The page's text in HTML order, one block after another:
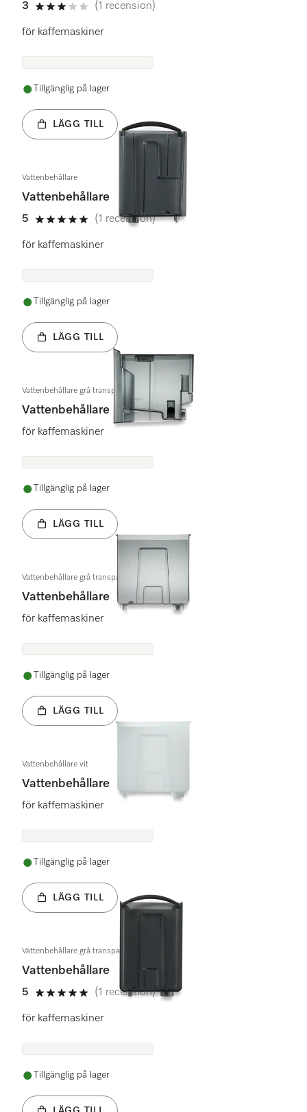
3
3 stars out of 5
(1 recension)
för kaffemaskiner
Tillgänglig på lager
LÄGG TILL
Vattenbehållare
Vattenbehållare
5
5 stars out of 5
(1 recension)
för kaffemaskiner
Tillgänglig på lager
LÄGG TILL
Vattenbehållare grå transparent
Vattenbehållare
för kaffemaskiner
Tillgänglig på lager
LÄGG TILL
Vattenbehållare grå transparent
Vattenbehållare
för kaffemaskiner
Tillgänglig på lager
LÄGG TILL
Vattenbehållare vit
Vattenbehållare
för kaffemaskiner
Tillgänglig på lager
LÄGG TILL
Vattenbehållare grå transparent
Vattenbehållare
5
5 stars out of 5
(1 recension)
för kaffemaskiner
Tillgänglig på lager